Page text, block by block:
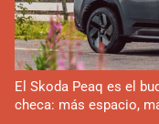
El Skoda Peaq es el
checa: más espacio,